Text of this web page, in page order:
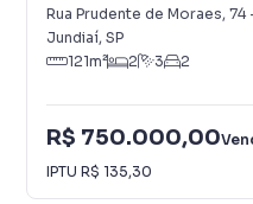
Rua Prudente de Moraes, 74
Jundiaí, SP
121m² 2 3 2
R$ 750.000,00
IPTU R$ 135,30